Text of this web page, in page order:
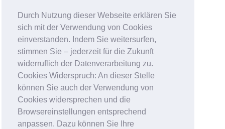
Durch Nutzung dieser Webseite erklären Sie
sich mit der Verwendung von Cookies
einverstanden. Indem Sie weitersurfen,
stimmen Sie – jederzeit für die Zukunft
widerruflich der Datenverarbeitung zu.
Cookies Widerspruch: An dieser Stelle
können Sie auch der Verwendung von
Cookies widersprechen und die
Browsereinstellungen entsprechend
anpassen. Dazu können Sie Ihre